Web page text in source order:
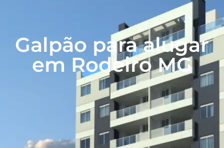
Galpão para alugar
em Rodeiro MG